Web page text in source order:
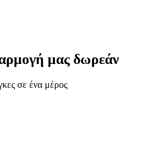
μας δωρεάν
σε ένα μέρος